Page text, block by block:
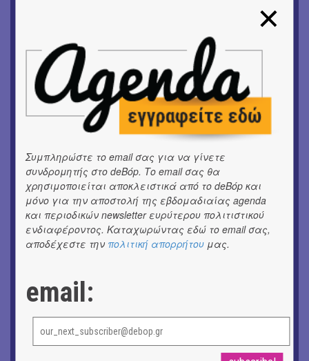
ANILIO PARK FESTIVAL 2026
ΘΕΑΤΡΟ / ΧΟΡΟΣ
«ΑΗ ΛΑΟΣ» | Ένα σκηνικό ρέκβιεμ για την ήττα ενός
λαού
Ομαδική έκθεση | Προσωρινά για Πάντα
ΕΙΚΑΣΤΙΚΑ
Αργύρης Ραλλιάς | Λιτανεία
ΕΙΚΑΣΤΙΚΑ
Θανάσης Λάλας-Κώστας Τσόκλης - Συνομιλώντας με
ΘΕΑΤΡΟ / ΧΟΡΟΣ
«Μήδεια» του Ευριπίδη | Σκην.: Nikita Milivojević
ΜΟΥΣΙΚΗ
9o Φεστιβάλ Στρογγύλη στη Σαντορίνη
Συμπληρώστε το email σας για να γίνετε
συνδρομητής στο deBόp. Το email σας θα
χρησιμοποιείται αποκλειστικά από το deBόp και
μόνο για την αποστολή της εβδομαδιαίας agenda
και περιοδικών newsletter ευρύτερου πολιτιστικού
ενδιαφέροντος. Καταχωρώντας εδώ το email σας,
αποδέχεστε την πολιτική απορρήτου μας.
email: